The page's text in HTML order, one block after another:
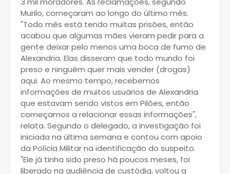
Murilo, começaram ao longo do último mês.
"Todo mês está tendo muitas prisões, então
acabou que algumas mães vieram pedir para a
gente deixar pelo menos uma boca de fumo de
Alexandria. Elas disseram que todo mundo foi
preso e ninguém quer mais vender (drogas)
aqui. Ao mesmo tempo, recebemos
informações de muitos usuários de Alexandria
que estavam sendo vistos em Pilões, então
começamos a relacionar essas informações",
relata. Segundo o delegado, a investigação foi
iniciada na última semana e contou com apoio
da Polícia Militar na identificação do suspeito.
"Ele já tinha sido preso há poucos meses, foi
liberado na audiência de custódia, voltou a